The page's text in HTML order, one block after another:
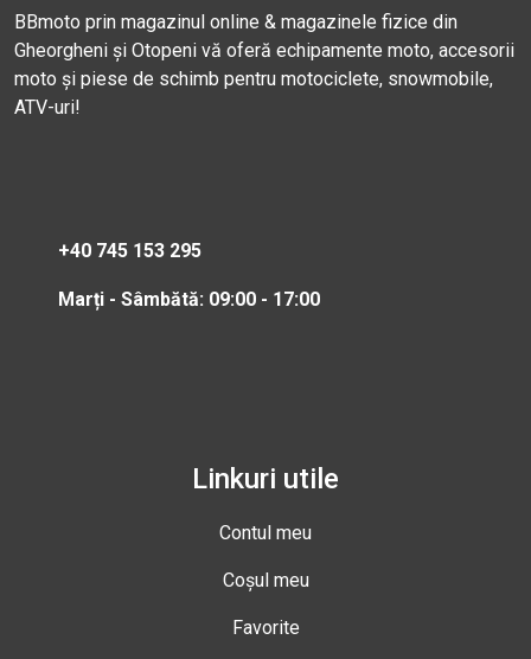
BBmoto prin magazinul online & magazinele fizice din
Gheorgheni și Otopeni vă oferă echipamente moto, accesorii
moto și piese de schimb pentru motociclete, snowmobile,
ATV-uri!
+40 745 153 295
Marți - Sâmbătă: 09:00 - 17:00
Linkuri utile
Contul meu
Coșul meu
Favorite